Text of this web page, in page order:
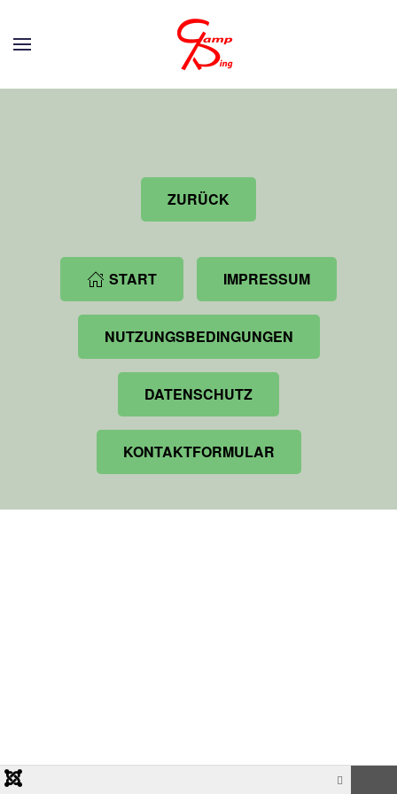
Zum Hauptinhalt springen
ZURÜCK
START IMPRESSUM
NUTZUNGSBEDINGUNGEN
DATENSCHUTZ
KONTAKTFORMULAR